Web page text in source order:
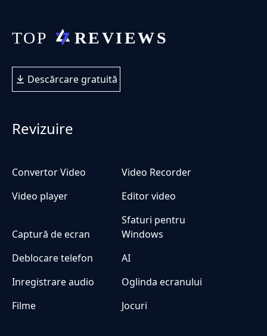
Descărcare gratuită
Revizuire
Convertor Video
Video Recorder
Video player
Editor video
Captură de ecran
Sfaturi pentru
Windows
Deblocare telefon
AI
Inregistrare audio
Oglinda ecranului
Filme
Jocuri